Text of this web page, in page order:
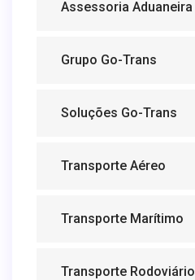
Assessoria Aduaneira
Grupo Go-Trans
Soluções Go-Trans
Transporte Aéreo
Transporte Marítimo
Transporte Rodoviário